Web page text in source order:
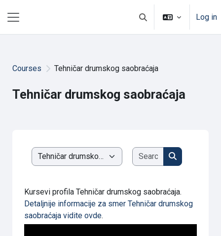
Toggle search input
Log in
Courses Tehničar drumskog saobraćaja
Tehničar drumskog saobraćaja
Course categories
Search courses
Search
Kursevi profila Tehničar drumskog saobraćaja.
Detaljnije informacije za smer Tehničar drumskog
saobraćaja vidite ovde.